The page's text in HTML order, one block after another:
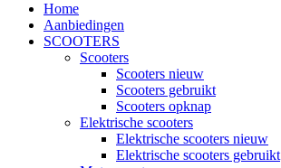
Home
Aanbiedingen
SCOOTERS
Scooters
Scooters nieuw
Scooters gebruikt
Scooters opknap
Elektrische scooters
Elektrische scooters nieuw
Elektrische scooters gebruikt